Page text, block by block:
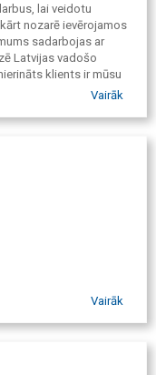
lai veidotu
nozarē ievērojamos
sadarbojas ar
Latvijas vadošo
klients ir mūsu
vadītāji, ainavu
nodrošinot augstu
Vairāk
Vairāk